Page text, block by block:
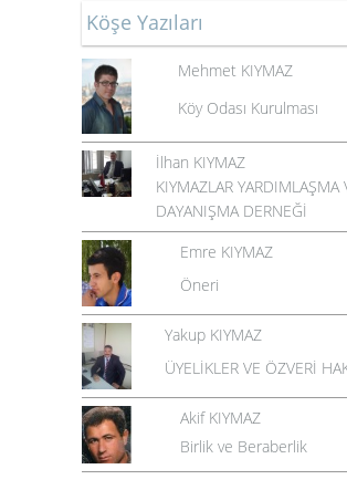
Köşe Yazıları
Mehmet KIYMAZ
Köy Odası Kurulması
İlhan KIYMAZ
KIYMAZLAR YARDIMLAŞMA
DAYANIŞMA DERNEĞİ
Emre KIYMAZ
Öneri
Yakup KIYMAZ
ÜYELİKLER VE ÖZVERİ
Akif KIYMAZ
Birlik ve Beraberlik